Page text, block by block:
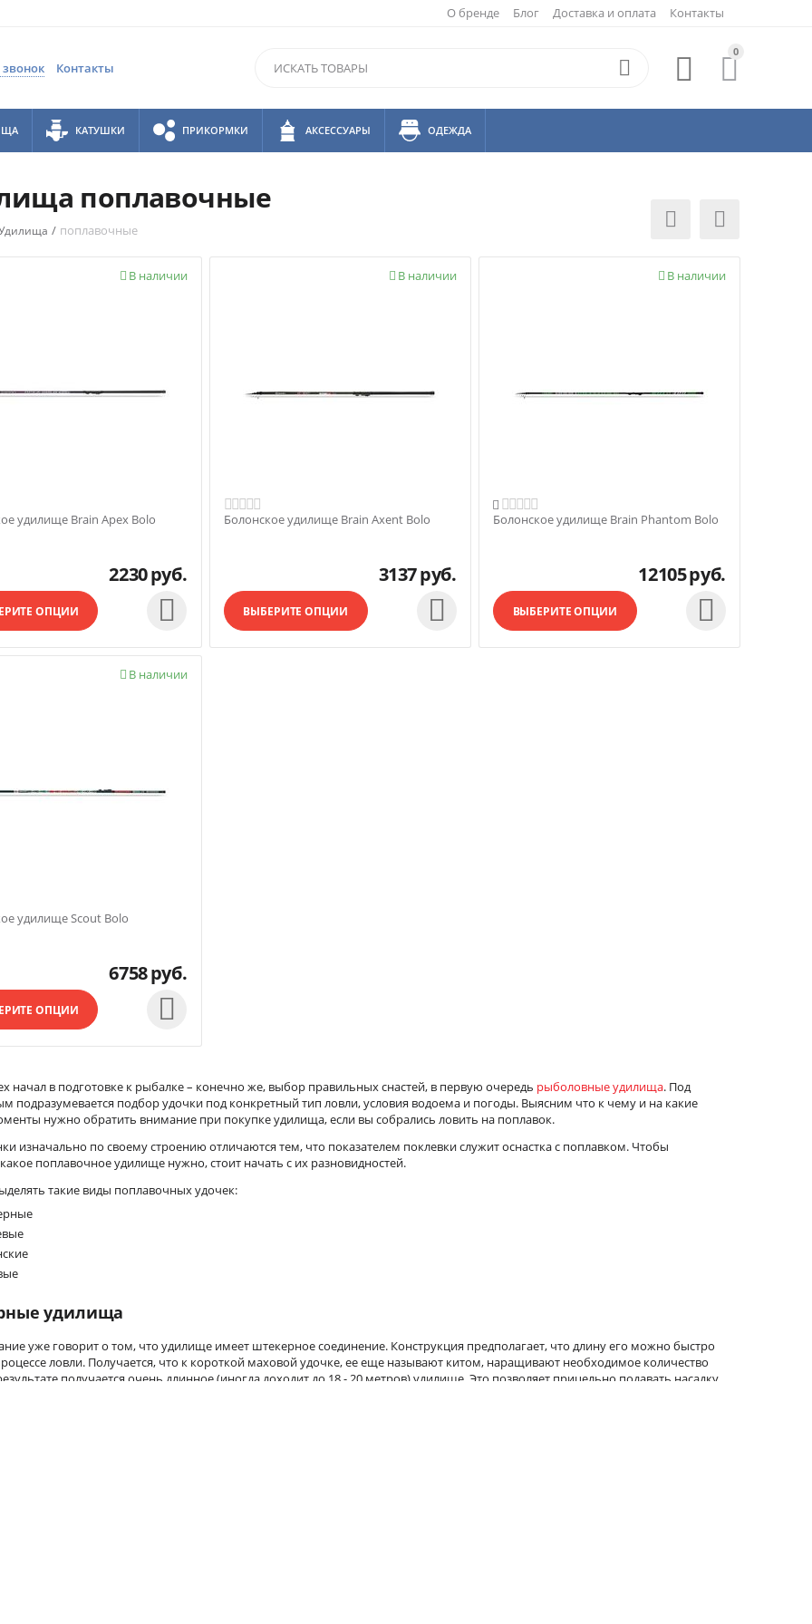
О бренде Блог Доставка и оплата Контакты
Контакты
0



КАТУШКИ ПРИКОРМКИ АКСЕССУАРЫ ОДЕЖДА
поплавочные
/ поплавочные  
В наличии

удилище Brain Apex Bolo
2230руб.
ОПЦИИ 
В наличии

Болонское удилище Brain Axent Bolo
3137руб.
ВЫБЕРИТЕ ОПЦИИ 
В наличии


Болонское удилище Brain Phantom Bolo
12105руб.
ВЫБЕРИТЕ ОПЦИИ 
В наличии

удилище Scout Bolo
6758руб.
ОПЦИИ 
начал в подготовке к рыбалке – конечно же, выбор правильных снастей, в первую очередь рыболовные удилища. Под
подразумевается подбор удочки под конкретный тип ловли, условия водоема и погоды. Выясним что к чему и на какие
нужно обратить внимание при покупке удилища, если вы собрались ловить на поплавок.
изначально по своему строению отличаются тем, что показателем поклевки служит оснастка с поплавком. Чтобы
поплавочное удилище нужно, стоит начать с их разновидностей.
такие виды поплавочных удочек:
удилища
уже говорит о том, что удилище имеет штекерное соединение. Конструкция предполагает, что длину его можно быстро
ловли. Получается, что к короткой маховой удочке, ее еще называют китом, наращивают необходимое количество
получается очень длинное (иногда доходит до 18 - 20 метров) удилище. Это позволяет прицельно подавать насадку